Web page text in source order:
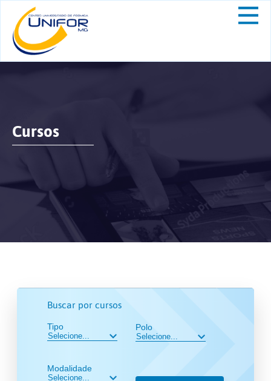
Cursos
Buscar por cursos
Tipo
Modalidade
Polo